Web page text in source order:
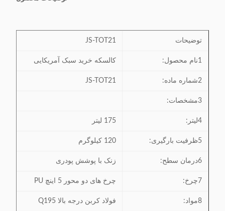
توضیحات JS-TOT21
1نام محصول: کالسکه خرید سبک آمریکایی
2شماره ماده: JS-TOT21
3مشخصات:
4لیتر: 175 لیتر
5ظرفیت بارگیری: 120 کيلوگرم
6درمان سطح: زنک با پوشش پودری
7چرخ: چرخ های دو محور 5 اینچ PU
8مواد: فولاد کربن درجه بالا Q195